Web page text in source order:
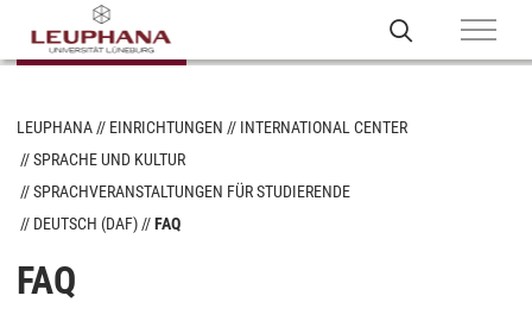
LEUPHANA EINRICHTUNGEN
INTERNATIONAL CENTER
SPRACHE UND KULTUR
SPRACHVERANSTALTUNGEN FÜR STUDIERENDE
DEUTSCH (DAF)
FAQ
FAQ